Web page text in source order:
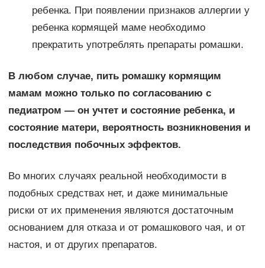
ребенка. При появлении признаков аллергии у
ребенка кормящей маме необходимо
прекратить употреблять препараты ромашки.
В любом случае, пить ромашку кормящим
мамам можно только по согласованию с
педиатром — он учтет и состояние ребенка, и
состояние матери, вероятность возникновения и
последствия побочных эффектов.
Во многих случаях реальной необходимости в
подобных средствах нет, и даже минимальные
риски от их применения являются достаточным
основанием для отказа и от ромашкового чая, и от
настоя, и от других препаратов.